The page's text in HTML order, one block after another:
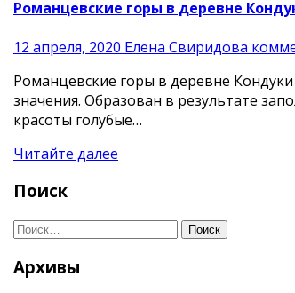
Романцевские горы в деревне
12 апреля, 2020 Елена Свиридова
Романцевские горы в деревне
значения. Образован в результате
красоты голубые…
Читайте далее
Поиск
Поиск
Архивы